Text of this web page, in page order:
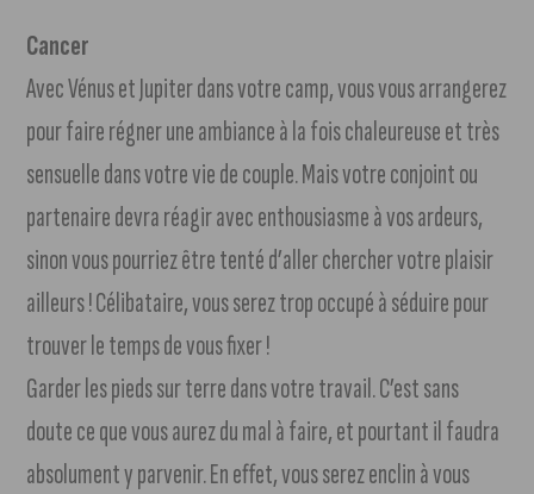
Cancer
Avec Vénus et Jupiter dans votre camp, vous vous arrangerez
pour faire régner une ambiance à la fois chaleureuse et très
sensuelle dans votre vie de couple. Mais votre conjoint ou
partenaire devra réagir avec enthousiasme à vos ardeurs,
sinon vous pourriez être tenté d’aller chercher votre plaisir
ailleurs ! Célibataire, vous serez trop occupé à séduire pour
trouver le temps de vous fixer !
Garder les pieds sur terre dans votre travail. C’est sans
doute ce que vous aurez du mal à faire, et pourtant il faudra
absolument y parvenir. En effet, vous serez enclin à vous